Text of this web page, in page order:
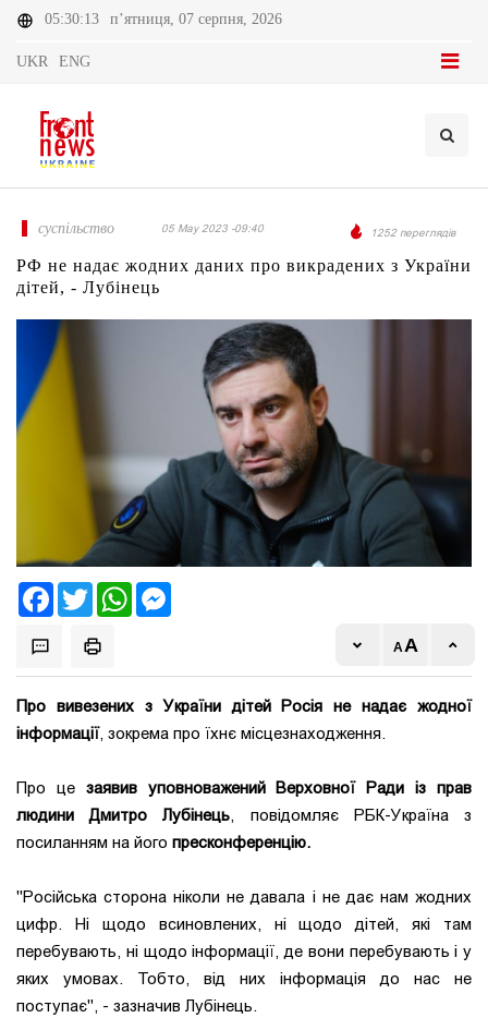
05:30:13 п’ятниця, 07 серпня, 2026
UKR ENG
суспільство 05 May 2023 -09:40 1252 переглядів
РФ не надає жодних даних про викрадених з України
дітей, - Лубінець
FacebookTwitter WhatsApp
Про вивезених з України дітей Росія не надає жодної
інформації, зокрема про їхнє місцезнаходження.
Про це заявив уповноважений Верховної Ради із прав
людини Дмитро Лубінець, повідомляє РБК-Україна з
посиланням на його пресконференцію.
"Російська сторона ніколи не давала і не дає нам жодних
цифр. Ні щодо всиновлених, ні щодо дітей, які там
перебувають, ні щодо інформації, де вони перебувають і у
яких умовах. Тобто, від них інформація до нас не
поступає", - зазначив Лубінець.